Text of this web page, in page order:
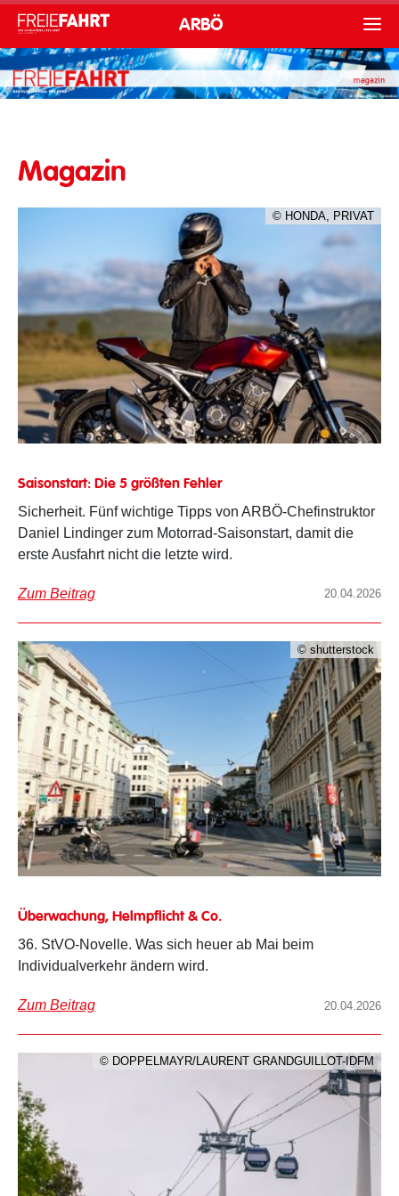
ARBÖ
Magazin
© HONDA, PRIVAT
Saisonstart: Die 5 größten Fehler
Sicherheit. Fünf wichtige Tipps von ARBÖ-Chefinstruktor
Daniel Lindinger zum Motorrad-Saisonstart, damit die
erste Ausfahrt nicht die letzte wird.
Zum Beitrag 20.04.2026
© shutterstock
Überwachung, Helmpflicht & Co.
36. StVO-Novelle. Was sich heuer ab Mai beim
Individualverkehr ändern wird.
Zum Beitrag 20.04.2026
© DOPPELMAYR/LAURENT GRANDGUILLOT-IDFM